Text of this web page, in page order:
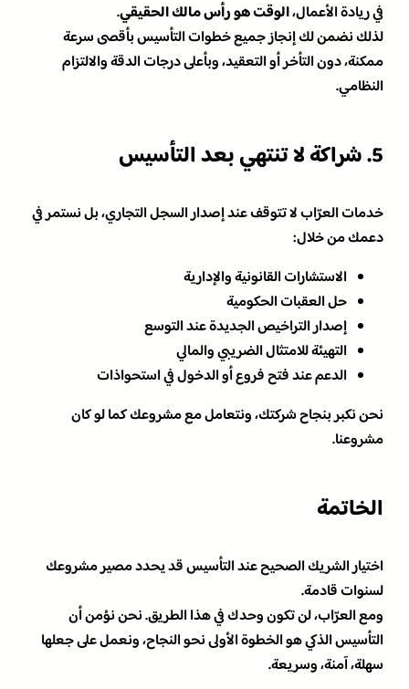
في ريادة الأعمال،الوقت هو رأس مالك الحقيقي.
لذلك نضمن لك إنجاز جميع خطوات التأسيس بأقصى سرعة
ممكنة، دون التأخر أو التعقيد، وبأعلى درجات الدقة والالتزام
النظامي.
5. شراكة لا تنتهي بعد التأسيس
خدمات العرّاب لا تتوقف عند إصدار السجل التجاري، بل نستمر في
دعمك من خلال:
الاستشارات القانونية والإدارية
حل العقبات الحكومية
إصدار التراخيص الجديدة عند التوسع
التهيئة للامتثال الضريبي والمالي
الدعم عند فتح فروع أو الدخول في استحواذات
نحن نكبر بنجاح شركتك، ونتعامل مع مشروعك كما لو كان
مشروعنا.
الخاتمة
اختيار الشريك الصحيح عند التأسيس قد يحدد مصير مشروعك
لسنوات قادمة.
ومع العرّاب، لن تكون وحدك في هذا الطريق. نحن نؤمن أن
التأسيس الذكي هو الخطوة الأولى نحو النجاح، ونعمل على جعلها
سهلة، آمنة، وسريعة.